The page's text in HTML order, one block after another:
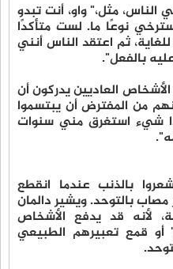
الناس، مثل،" واو، أنت تبدو
نوعًا ما. لست متأكدًا
ثم اعتقد الناس أنني
بالفعل".
العاديين يدركون أن
من المفترض أن يبتسموا
شيء استغرق مني سنوات
بالذنب عندما انقطع
بالتوحد. ويشير دالمان
لأنه قد يدفع الأشخاص
أو قمع تعبيرهم الطبيعي